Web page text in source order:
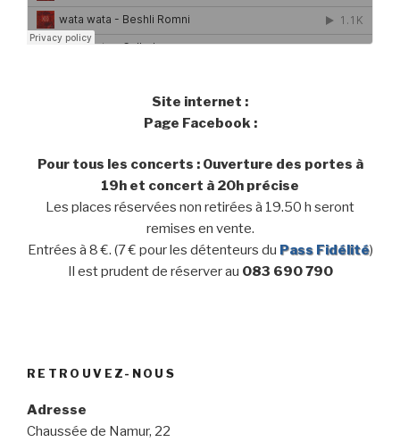
Site internet :
Page Facebook :
Pour tous les concerts : Ouverture des portes à
19h et concert à 20h précise
Les places réservées non retirées à 19.50 h seront
remises en vente.
Entrées à 8 €. (7 € pour les détenteurs du Pass Fidélité)
Il est prudent de réserver au 083 690 790
RETROUVEZ-NOUS
Adresse
Chaussée de Namur, 22